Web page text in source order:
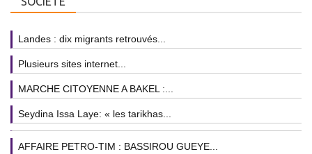
Landes : dix migrants retrouvés...
Plusieurs sites internet...
MARCHE CITOYENNE A BAKEL :...
Seydina Issa Laye: « les tarikhas...
AFFAIRE PETRO-TIM : BASSIROU GUEYE...